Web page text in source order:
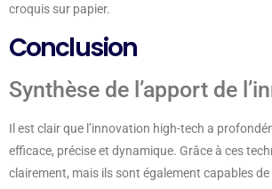
croquis sur papier.
Conclusion
Synthèse de l’apport de
Il est clair que l’innovation high-tech a
efficace, précise et dynamique. Grâce à ces
clairement, mais ils sont également capables